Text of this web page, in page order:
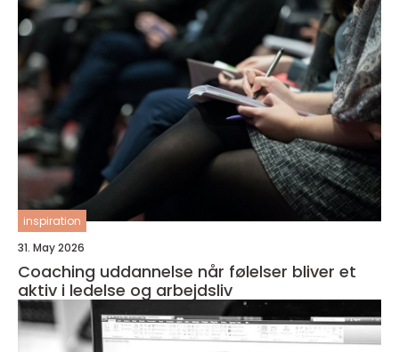
inspiration
31. May 2026
Coaching uddannelse når følelser bliver et
aktiv i ledelse og arbejdsliv